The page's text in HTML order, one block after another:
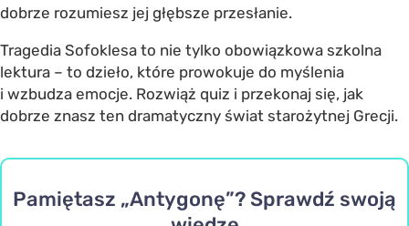
dobrze rozumiesz jej głębsze przesłanie.
Tragedia Sofoklesa to nie tylko obowiązkowa szkolna
lektura – to dzieło, które prowokuje do myślenia
i wzbudza emocje. Rozwiąż quiz i przekonaj się, jak
dobrze znasz ten dramatyczny świat starożytnej Grecji.
Pamiętasz „Antygonę”? Sprawdź swoją